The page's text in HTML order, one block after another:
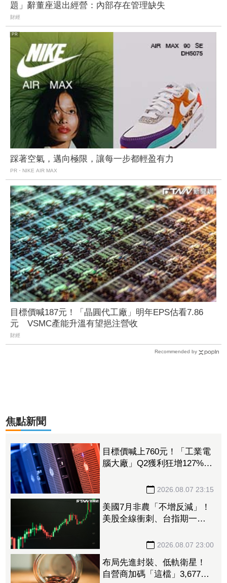
題」辭董座退出經營：內部存在管理缺失
財經
踩著空氣，邁向極限，讓每一步都輕盈有力
PR・NIKE AIR MAX
目標價喊187元！「晶圓代工廠」明年EPS估看7.86
元 VSMC產能升溫有望挹注營收
財經
Recommended by
焦點新聞
目標價喊上760元！「工業電
腦大廠」Q2獲利狂增127%
2026.08.07 23:15
美國7月非農「不增反減」！
美股全線衝刺、台指期一度
2026.08.07 23:00
布局先進封裝、低軌衛星！
自營商加碼「這檔」3,677萬